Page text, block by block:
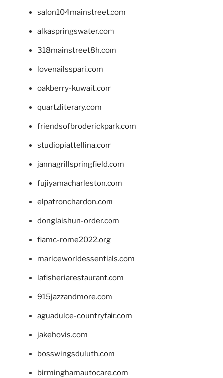
salon104mainstreet.com
alkaspringswater.com
318mainstreet8h.com
lovenailsspari.com
oakberry-kuwait.com
quartzliterary.com
friendsofbroderickpark.com
studiopiattellina.com
jannagrillspringfield.com
fujiyamacharleston.com
elpatronchardon.com
donglaishun-order.com
fiamc-rome2022.org
mariceworldessentials.com
lafisheriarestaurant.com
915jazzandmore.com
aguadulce-countryfair.com
jakehovis.com
bosswingsduluth.com
birminghamautocare.com